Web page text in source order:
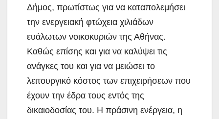
Δήμος, πρωτίστως για να καταπολεμήσει
την ενεργειακή φτώχεια χιλιάδων
ευάλωτων νοικοκυριών της Αθήνας.
Καθώς επίσης και για να καλύψει τις
ανάγκες του και για να μειώσει το
λειτουργικό κόστος των επιχειρήσεων που
έχουν την έδρα τους εντός της
δικαιοδοσίας του. Η πράσινη ενέργεια, η